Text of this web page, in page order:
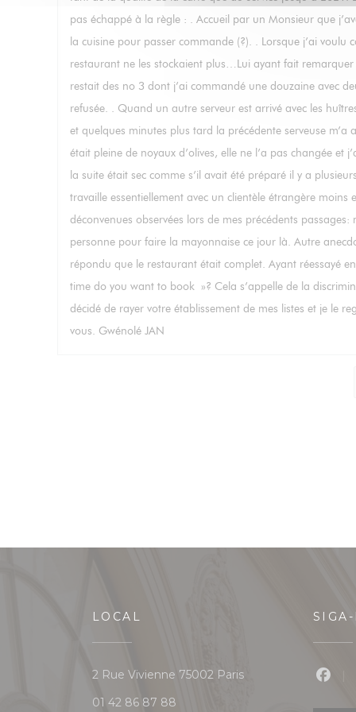
pas échappé à la règle : . Accueil par un Monsieur que
la cuisine pour passer commande (?). . Lorsque j’ai
restaurant ne les stockaient plus…Lui ayant fait remarquer
restait des no 3 dont j’ai commandé une douzaine avec
refusée. . Quand un autre serveur est arrivé avec les
et quelques minutes plus tard la précédente serveuse
était pleine de noyaux d’olives, elle ne l’a pas changée
la suite était sec comme s’il avait été préparé il y a
travaille essentiellement avec un clientèle étrangère
déconvenues observées lors de mes précédents
personne pour faire la mayonnaise ce jour là. Autre
répondu que le restaurant était complet. Ayant réessayé
time do you want to book »? Cela s’appelle de la
décidé de rayer votre établissement de mes listes et je le
vous. Gwénolé JAN
LOCAL
2 Rue Vivienne 75002 Paris((abre numa nova
01 42 86 87 88
SIGA-